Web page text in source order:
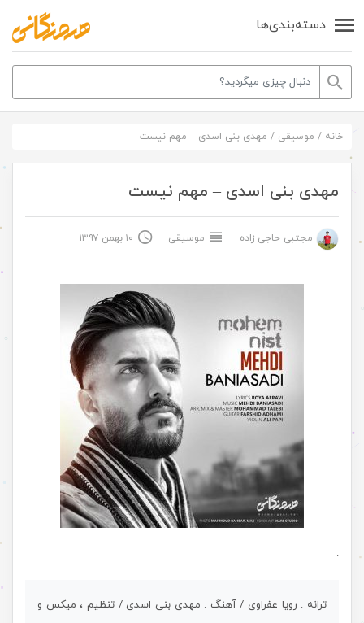
دسته‌بندی‌ها
خانه / موسیقی / مهدی بنی اسدی – مهم نیست
مهدی بنی اسدی – مهم نیست
مجتبی حاجی زاده موسیقی ۱۰ بهمن ۱۳۹۷
.
ترانه : رویا عفراوی / آهنگ : مهدی بنی اسدی / تنظیم ، میکس و